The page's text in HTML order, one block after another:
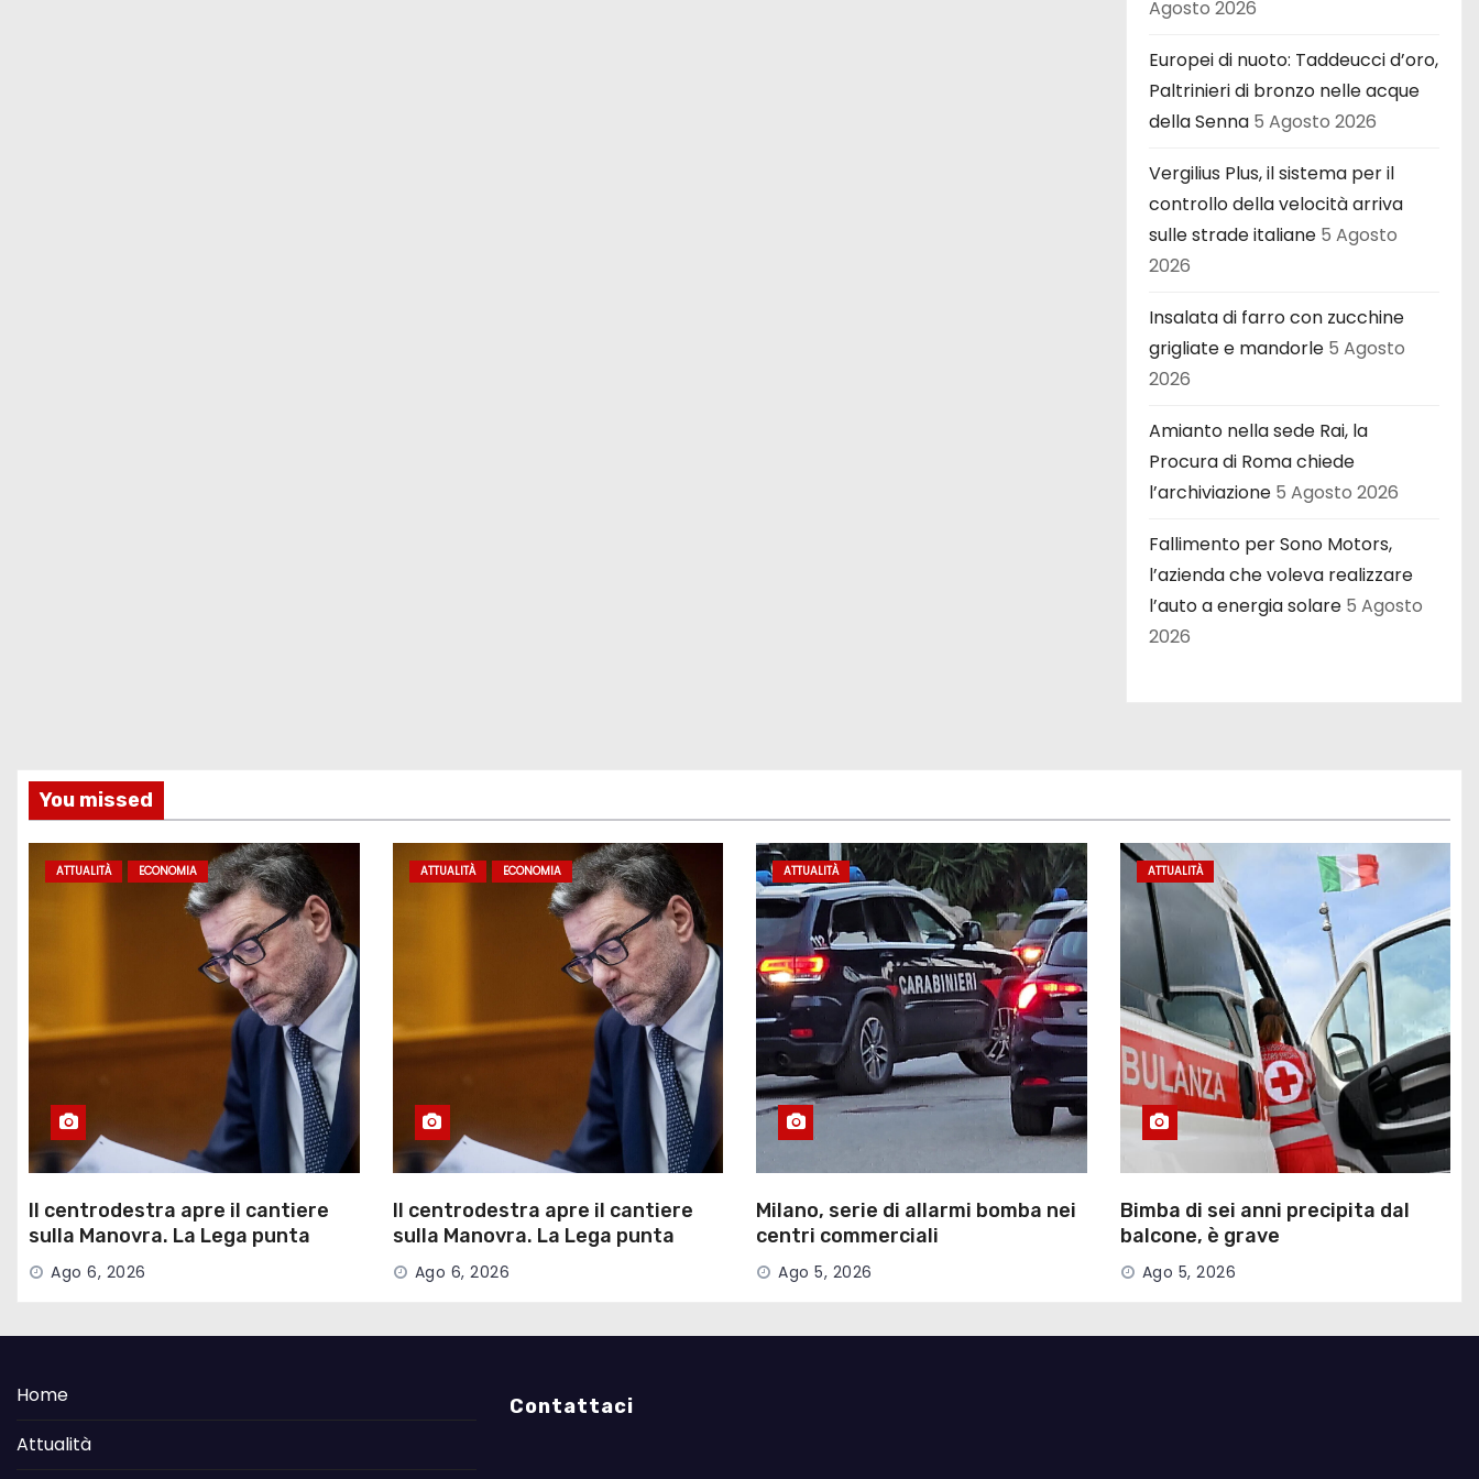
Agosto 2026
Europei di nuoto: Taddeucci d’oro,
Paltrinieri di bronzo nelle acque
della Senna 5 Agosto 2026
Vergilius Plus, il sistema per il
controllo della velocità arriva
sulle strade italiane 5 Agosto
2026
Insalata di farro con zucchine
grigliate e mandorle 5 Agosto
2026
Amianto nella sede Rai, la
Procura di Roma chiede
l’archiviazione 5 Agosto 2026
Fallimento per Sono Motors,
l’azienda che voleva realizzare
l’auto a energia solare 5 Agosto
2026
You missed
ATTUALITÀ ECONOMIA
Il centrodestra apre il cantiere
sulla Manovra. La Lega punta
sulle pensioni
Ago 6, 2026
ATTUALITÀ ECONOMIA
Il centrodestra apre il cantiere
sulla Manovra. La Lega punta
sulle pensioni
Ago 6, 2026
ATTUALITÀ
Milano, serie di allarmi bomba nei
centri commerciali
Ago 5, 2026
ATTUALITÀ
Bimba di sei anni precipita dal
balcone, è grave
Ago 5, 2026
Home
Attualità
Contattaci